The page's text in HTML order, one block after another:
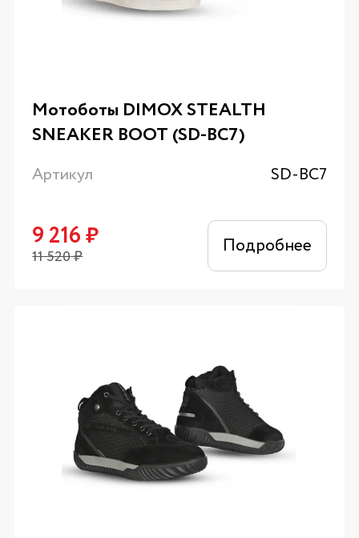
Мотоботы DIMOX STEALTH
SNEAKER BOOT (SD-BC7)
Артикул SD-BC7
9 216₽
11 520₽ Подробнее